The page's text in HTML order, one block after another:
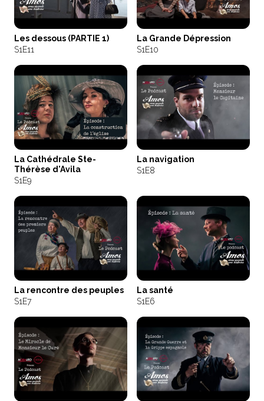
Les dessous (PARTIE 1)
S1E11
La Grande Dépression
S1E10
La Cathédrale Ste-
Thérèse d'Avila
S1E9
La navigation
S1E8
La rencontre des peuples
S1E7
La santé
S1E6